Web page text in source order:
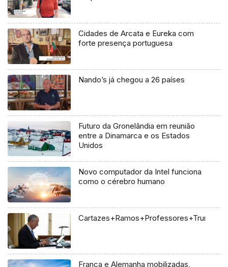
Cidades de Arcata e Eureka com
forte presença portuguesa
Nando’s já chegou a 26 países
Futuro da Gronelândia em reunião
entre a Dinamarca e os Estados
Unidos
Novo computador da Intel funciona
como o cérebro humano
França e Alemanha mobilizadas,